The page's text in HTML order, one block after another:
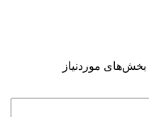
بخش‌های موردنیاز